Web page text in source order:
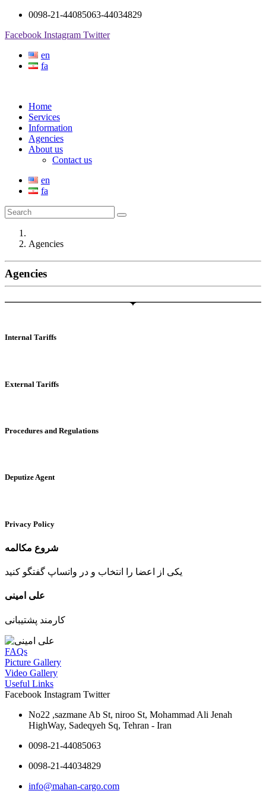
0098-21-44085063-44034829
Facebook Instagram Twitter
en
fa
Home
Services
Information
Agencies
About us
Contact us
en
fa
Agencies
Agencies
Internal Tariffs
External Tariffs
Procedures and Regulations
Deputize Agent
Privacy Policy
شروع مکالمه
یکی از اعضا را انتخاب و در واتساپ گفتگو کنید
علی امینی
کارمند پشتیبانی
FAQs
Picture Gallery
Video Gallery
Useful Links
Facebook Instagram Twitter
No22 ,sazmane Ab St, niroo St, Mohammad Ali Jenah
HighWay, Sadeqyeh Sq, Tehran - Iran
0098-21-44085063
0098-21-44034829
info@mahan-cargo.com